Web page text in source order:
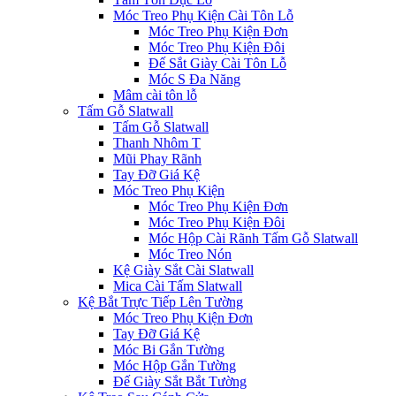
Móc Treo Phụ Kiện Cài Tôn Lỗ
Móc Treo Phụ Kiện Đơn
Móc Treo Phụ Kiện Đôi
Đế Sắt Giày Cài Tôn Lỗ
Móc S Đa Năng
Mâm cài tôn lỗ
Tấm Gỗ Slatwall
Tấm Gỗ Slatwall
Thanh Nhôm T
Mũi Phay Rãnh
Tay Đỡ Giá Kệ
Móc Treo Phụ Kiện
Móc Treo Phụ Kiện Đơn
Móc Treo Phụ Kiện Đôi
Móc Hộp Cài Rãnh Tấm Gỗ Slatwall
Móc Treo Nón
Kệ Giày Sắt Cài Slatwall
Mica Cài Tấm Slatwall
Kệ Bắt Trực Tiếp Lên Tường
Móc Treo Phụ Kiện Đơn
Tay Đỡ Giá Kệ
Móc Bi Gắn Tường
Móc Hộp Gắn Tường
Đế Giày Sắt Bắt Tường